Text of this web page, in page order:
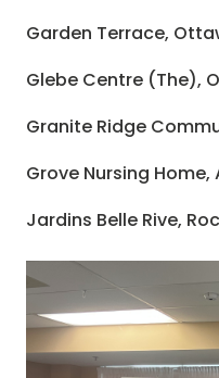
Garden Terrace,
Glebe Centre (The),
Granite Ridge
Grove Nursing Home,
Jardins Belle Rive,